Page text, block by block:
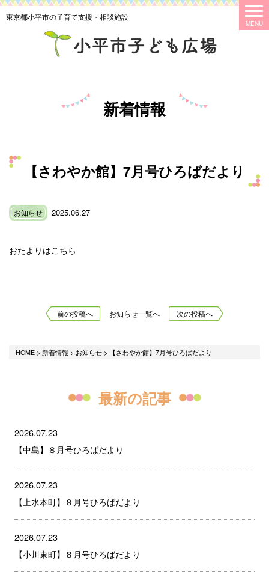
東京都小平市の子育て支援・相談施設
新着情報
【さわやか館】7月号ひろばだより
お知らせ 2025.06.27
おたよりはこちら
前の投稿へ お知らせ一覧へ 次の投稿へ
HOME> 新着情報 > お知らせ> 【さわやか館】7月号ひろばだより
最新の記事
2026.07.23
【中島】８月号ひろばだより
2026.07.23
【上水本町】８月号ひろばだより
2026.07.23
【小川東町】８月号ひろばだより